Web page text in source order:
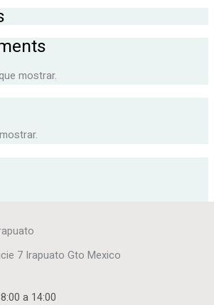
mostrar.
7 Irapuato Gto Mexico
a 14:00